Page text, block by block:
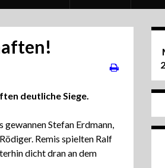
deutliche Siege.
gewannen Stefan Erdmann,
Remis spielten Ralf
dicht dran an dem